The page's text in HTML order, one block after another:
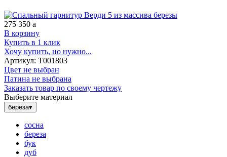
275 350 a
В корзину
Купить в 1 клик
Хочу купить, но нужно...
Артикул: Т001803
Цвет не выбран
Патина не выбрана
Заказать товар по своему чертежу
Выберите материал
береза▾
сосна
береза
бук
дуб